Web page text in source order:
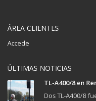
ÁREA CLIENTES
Accede
ÚLTIMAS NOTICIAS
TL-A400/8 en
Dos TL-A400/8